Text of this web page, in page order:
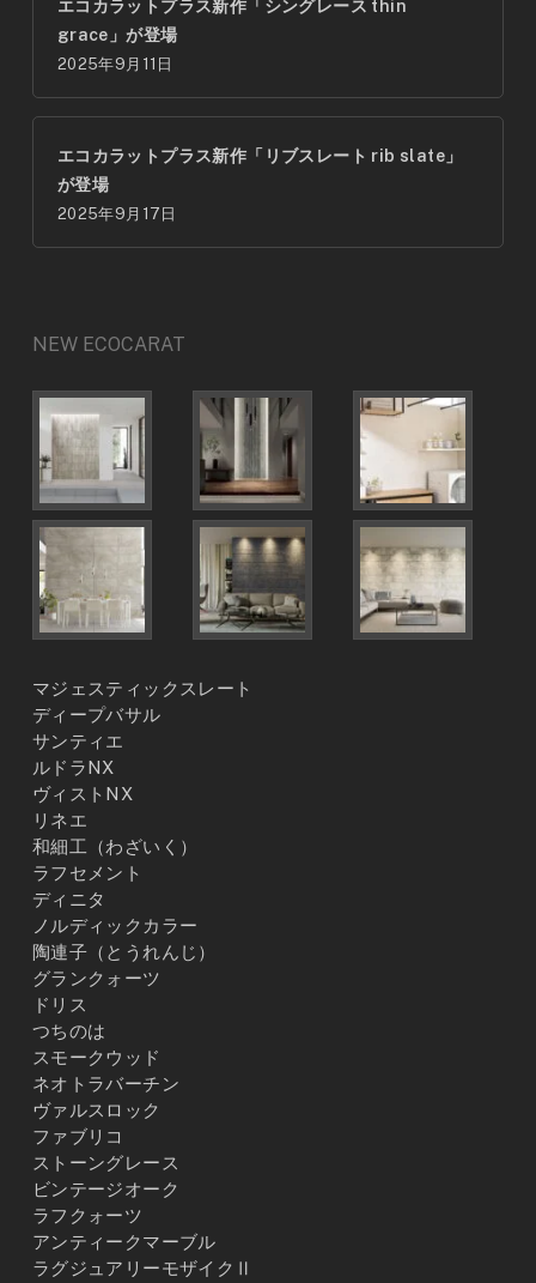
エコカラットプラス新作「シングレース thin
grace」が登場
2025年9月11日
エコカラットプラス新作「リブスレート rib slate」
が登場
2025年9月17日
NEW ECOCARAT
マジェスティックスレート
ディープバサル
サンティエ
ルドラNX
ヴィストNX
リネエ
和細工（わざいく）
ラフセメント
ディニタ
ノルディックカラー
陶連子（とうれんじ）
グランクォーツ
ドリス
つちのは
スモークウッド
ネオトラバーチン
ヴァルスロック
ファブリコ
ストーングレース
ビンテージオーク
ラフクォーツ
アンティークマーブル
ラグジュアリーモザイクⅡ